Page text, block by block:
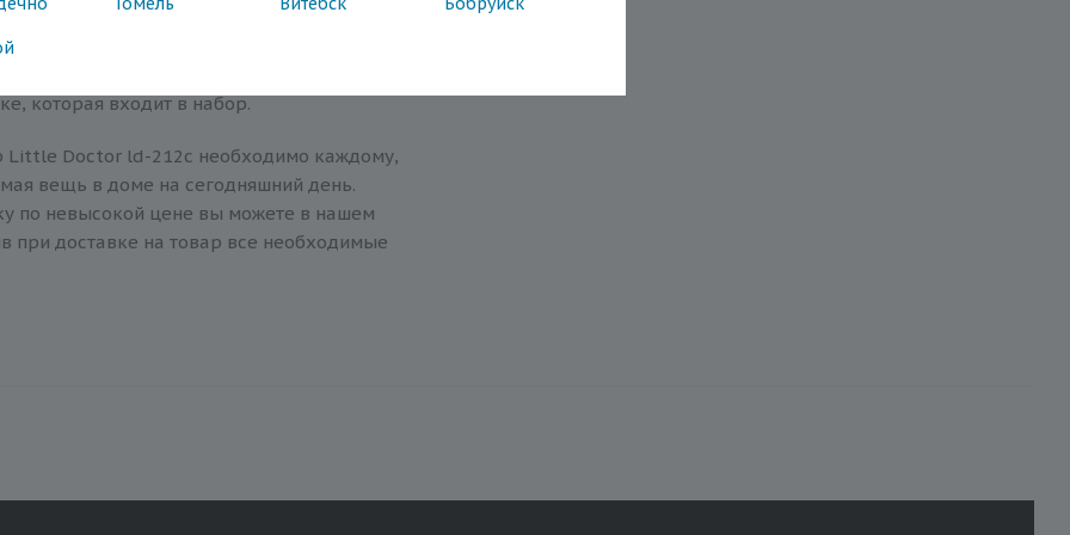
(что позволяет подобрать
схему лечения), носовые канюли,
которая входит в набор.
Little Doctor ld-212c необходимо каждому,
вещь в доме на сегодняшний день.
по невысокой цене вы можете в нашем
при доставке на товар все необходимые